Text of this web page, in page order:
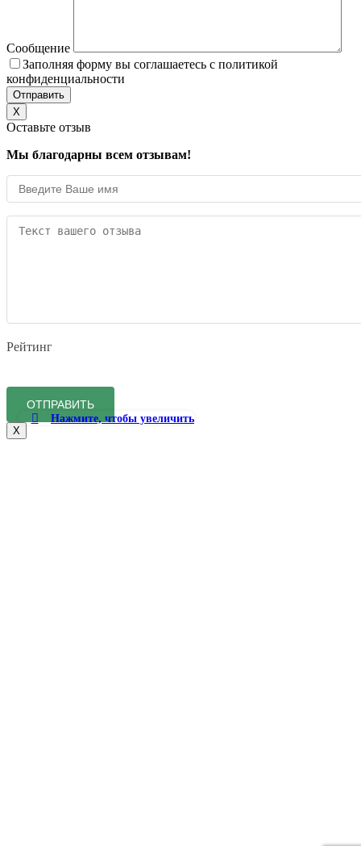
Нажмите, чтобы увеличить
Сообщение
Заполняя форму вы соглашаетесь с политикой
конфиденциальности
X
Оставьте отзыв
Мы благодарны всем отзывам!
Рейтинг
X